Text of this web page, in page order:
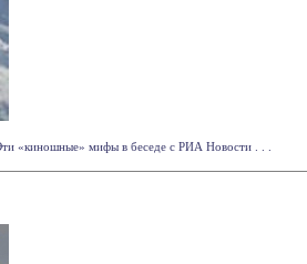
«киношные» мифы в беседе с РИА Новости . . .